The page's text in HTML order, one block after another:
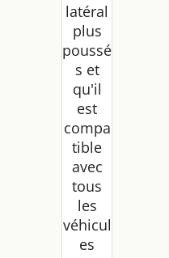
avec
porte-
boisso
n, gris,
Iron
latéral
plus
poussé
s et
qu'il
est
compa
tible
avec
tous
les
véhicul
es